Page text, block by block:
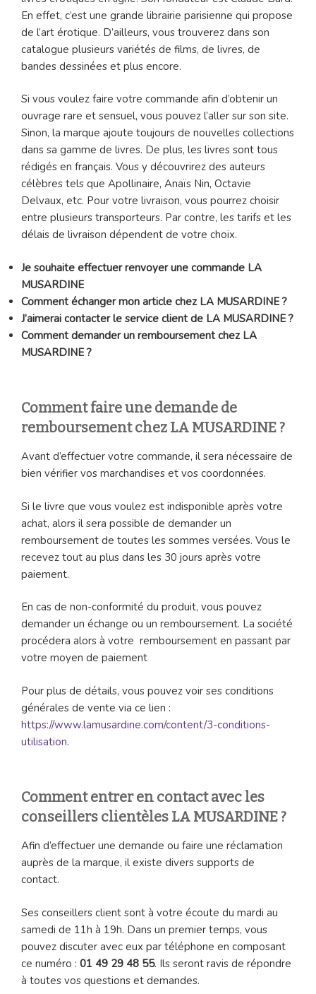
En effet, c’est une grande librairie parisienne qui propose
de l’art érotique. D’ailleurs, vous trouverez dans son
catalogue plusieurs variétés de films, de livres, de
bandes dessinées et plus encore.
Si vous voulez faire votre commande afin d’obtenir un
ouvrage rare et sensuel, vous pouvez l’aller sur son site.
Sinon, la marque ajoute toujours de nouvelles collections
dans sa gamme de livres. De plus, les livres sont tous
rédigés en français. Vous y découvrirez des auteurs
célèbres tels que Apollinaire, Anaïs Nin, Octavie
Delvaux, etc. Pour votre livraison, vous pourrez choisir
entre plusieurs transporteurs. Par contre, les tarifs et les
délais de livraison dépendent de votre choix.
Je souhaite effectuer renvoyer une commande LA
MUSARDINE
Comment échanger mon article chez LA MUSARDINE ?
J’aimerai contacter le service client de LA MUSARDINE ?
Comment demander un remboursement chez LA
MUSARDINE ?
Comment faire une demande de
remboursement chez LA MUSARDINE ?
Avant d’effectuer votre commande, il sera nécessaire de
bien vérifier vos marchandises et vos coordonnées.
Si le livre que vous voulez est indisponible après votre
achat, alors il sera possible de demander un
remboursement de toutes les sommes versées. Vous le
recevez tout au plus dans les 30 jours après votre
paiement.
En cas de non-conformité du produit, vous pouvez
demander un échange ou un remboursement. La société
procédera alors à votre remboursement en passant par
votre moyen de paiement
Pour plus de détails, vous pouvez voir ses conditions
générales de vente via ce lien :
https://www.lamusardine.com/content/3-conditions-
utilisation.
Comment entrer en contact avec les
conseillers clientèles LA MUSARDINE ?
Afin d’effectuer une demande ou faire une réclamation
auprès de la marque, il existe divers supports de
contact.
Ses conseillers client sont à votre écoute du mardi au
samedi de 11h à 19h. Dans un premier temps, vous
pouvez discuter avec eux par téléphone en composant
ce numéro : 01 49 29 48 55. Ils seront ravis de répondre
à toutes vos questions et demandes.